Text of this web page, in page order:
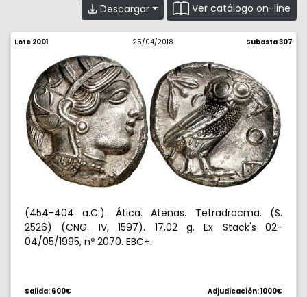
Descargar Ver catálogo on-line
Lote 2001 25/04/2018 Subasta 307
(454-404 a.C.). Ática. Atenas. Tetradracma. (S.
2526) (CNG. IV, 1597). 17,02 g. Ex Stack's 02-
04/05/1995, nº 2070. EBC+.
Salida: 600€ Adjudicación: 1000€